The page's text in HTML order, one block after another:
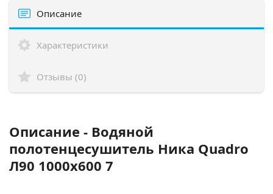
Описание
Характеристики
Отзывы (0)
Описание - Водяной
полотенцесушитель Ника Quadro
Л90 1000x600 7